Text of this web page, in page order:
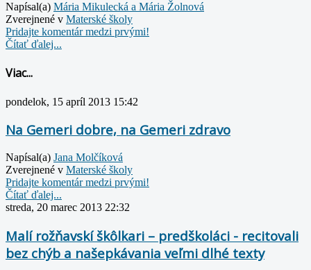
Napísal(a) Mária Mikulecká a Mária Žolnová
Zverejnené v Materské školy
Pridajte komentár medzi prvými!
Čítať ďalej...
Viac...
pondelok, 15 apríl 2013 15:42
Na Gemeri dobre, na Gemeri zdravo
Napísal(a) Jana Molčíková
Zverejnené v Materské školy
Pridajte komentár medzi prvými!
Čítať ďalej...
streda, 20 marec 2013 22:32
Malí rožňavskí škôlkari – predškoláci - recitovali
bez chýb a našepkávania veľmi dlhé texty